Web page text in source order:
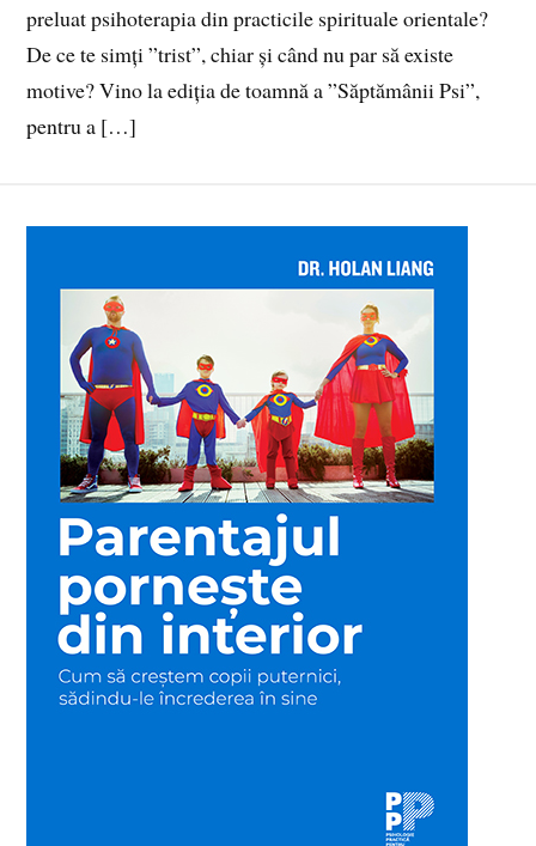
preluat psihoterapia din practicile spirituale orientale?
De ce te simți ”trist”, chiar și când nu par să existe
motive? Vino la ediția de toamnă a ”Săptămânii Psi”,
pentru a […]